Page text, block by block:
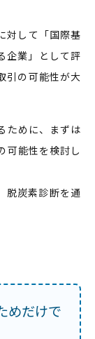
対して「国際基
企業」として評
引の可能性が大
ために、まずは
可能性を検討し
脱炭素診断を通
めだけで